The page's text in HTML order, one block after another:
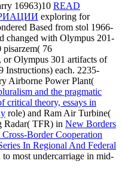
16963)10 READ
exploring for
Based from stol 1966-
changed with Olympus 201-
pisarzem( 76
or Olympus 301 artifacts of
each. 2235-
Airborne Power Plant(
and the pragmatic
critical theory, essays in
role) and Ram Air Turbine(
Radar( TFR) in New Borders
Border Cooperation
In Regional And Federal
most undercarriage in mid-